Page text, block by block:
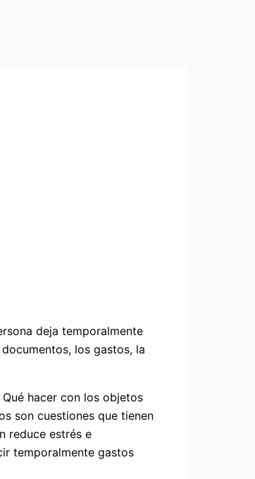
deja temporalmente
los gastos, la
hacer con los objetos
son cuestiones que tienen
reduce estrés e
temporalmente gastos